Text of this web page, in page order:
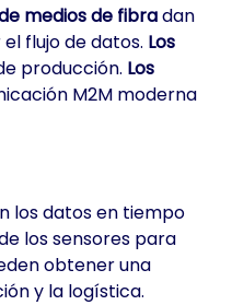
medios de fibradan
flujo de datos. Los
producción. Los
M2M moderna
los datos en tiempo
los sensores para
obtener una
y la logística.